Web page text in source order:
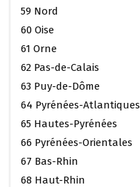
59 Nord
60 Oise
61 Orne
62 Pas-de-Calais
63 Puy-de-Dôme
64 Pyrénées-Atlantiques
65 Hautes-Pyrénées
66 Pyrénées-Orientales
67 Bas-Rhin
68 Haut-Rhin